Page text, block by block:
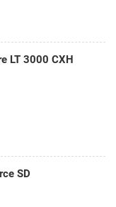
LT 3000 CXH
SD